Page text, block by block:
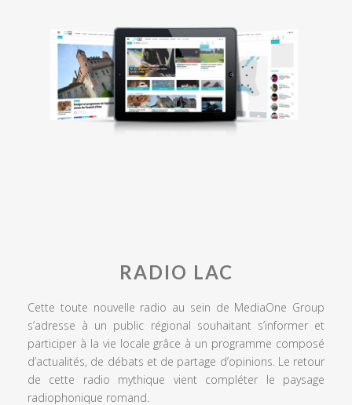
RADIO LAC
Cette toute nouvelle radio au sein de MediaOne Group
s’adresse à un public régional souhaitant s’informer et
participer à la vie locale grâce à un programme composé
d’actualités, de débats et de partage d’opinions. Le retour
de cette radio mythique vient compléter le paysage
radiophonique romand.